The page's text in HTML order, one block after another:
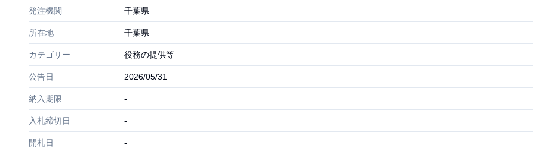
発注機関 千葉県
所在地 千葉県
カテゴリー 役務の提供等
公告日 2026/05/31
納入期限 -
入札締切日 -
開札日 -